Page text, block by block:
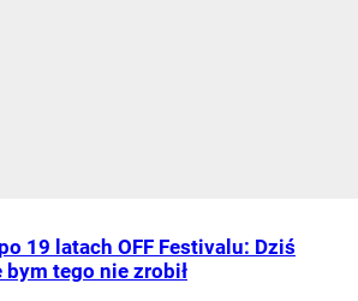
19 latach OFF Festivalu: Dziś
tego nie zrobił